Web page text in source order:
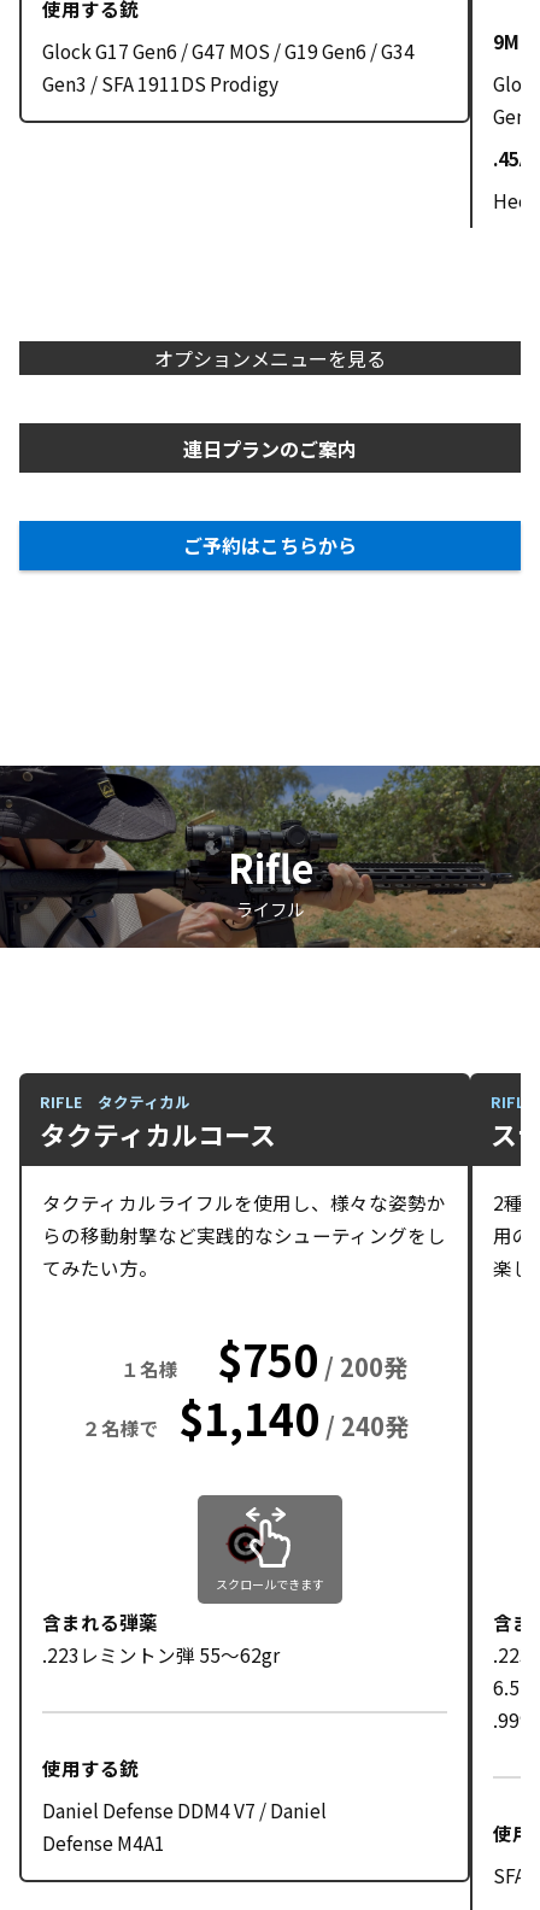
使用する銃
Glock G17 Gen6 / G47 MOS / G19 Gen6 / G34
Gen3 / SFA 1911DS Prodigy
9MM
オプションメニューを見る
連日プランのご案内
ご予約はこちらから
Rifle
ライフル
RIFLE タクティカル
タクティカルコース
タクティカルライフルを使用し、様々な姿勢か
らの移動射撃など実践的なシューティングをし
てみたい方。
１名様 $750 / 200発
２名様で $1,140 / 240発
含まれる弾薬
.223レミントン弾 55〜62gr
使用する銃
Daniel Defense DDM4 V7 / Daniel
Defense M4A1
RIFLE
ス
2種
用の
楽し
含ま
.223
6.5
.999
使用
SFA
スクロールできます